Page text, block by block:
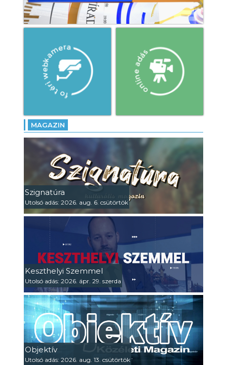
MAGAZIN
Szignatúra
Utolsó adás: 2026. aug. 6. csütörtök
Keszthelyi Szemmel
Utolsó adás: 2026. ápr. 29. szerda
Objektív
Utolsó adás: 2026. aug. 13. csütörtök